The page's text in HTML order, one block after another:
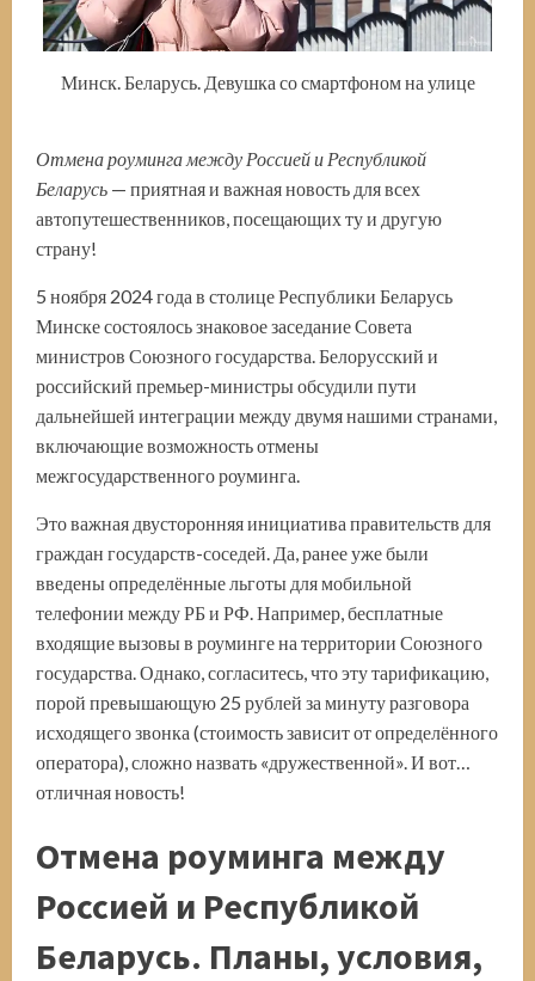
Минск. Беларусь. Девушка со смартфоном на улице
Отмена роуминга между Россией и Республикой
Беларусь — приятная и важная новость для всех
автопутешественников, посещающих ту и другую
страну!
5 ноября 2024 года в столице Республики Беларусь
Минске состоялось знаковое заседание Совета
министров Союзного государства. Белорусский и
российский премьер-министры обсудили пути
дальнейшей интеграции между двумя нашими странами,
включающие возможность отмены
межгосударственного роуминга.
Это важная двусторонняя инициатива правительств для
граждан государств-соседей. Да, ранее уже были
введены определённые льготы для мобильной
телефонии между РБ и РФ. Например, бесплатные
входящие вызовы в роуминге на территории Союзного
государства. Однако, согласитесь, что эту тарификацию,
порой превышающую 25 рублей за минуту разговора
исходящего звонка (стоимость зависит от определённого
оператора), сложно назвать «дружественной». И вот…
отличная новость!
Отмена роуминга между
Россией и Республикой
Беларусь. Планы, условия,